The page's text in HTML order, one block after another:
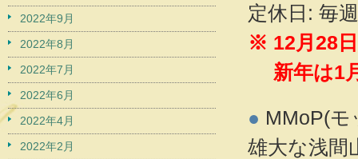
定休日: 毎
※ 12月28
新年は1
● MMoP(モ
雄大な浅間
2022年9月
2022年8月
2022年7月
2022年6月
2022年4月
2022年2月